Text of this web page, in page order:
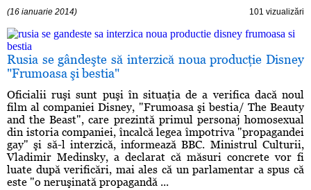
(16 ianuarie 2014) 101 vizualizări
Rusia se gândeşte să interzică noua producţie Disney
"Frumoasa şi bestia"
Oficialii ruşi sunt puşi în situaţia de a verifica dacă noul
film al companiei Disney, "Frumoasa şi bestia/ The Beauty
and the Beast", care prezintă primul personaj homosexual
din istoria companiei, încalcă legea împotriva "propagandei
gay" şi să-l interzică, informează BBC. Ministrul Culturii,
Vladimir Medinsky, a declarat că măsuri concrete vor fi
luate după verificări, mai ales că un parlamentar a spus că
este "o neruşinată propagandă ...